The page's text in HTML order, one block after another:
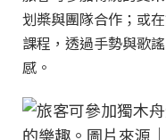
划槳與團隊合作；或
課程，透過手勢與歌
感。